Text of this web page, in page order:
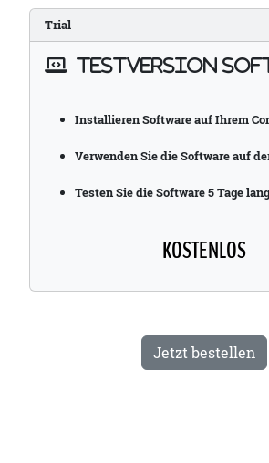
Trial
TESTVERSION
Installieren Software auf Ihrem
Verwenden Sie die Software auf
Testen Sie die Software 5 Tage lang
KOSTENLOS
Jetzt bestellen